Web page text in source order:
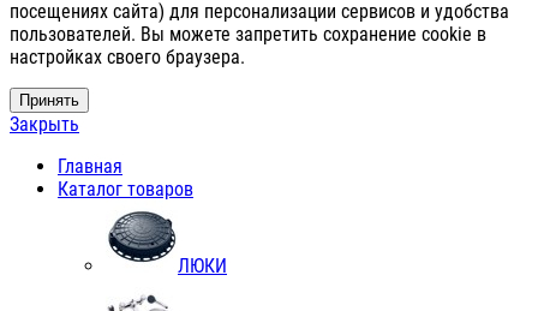
посещениях сайта) для персонализации сервисов и удобства
пользователей. Вы можете запретить сохранение cookie в
настройках своего браузера.
Принять
Закрыть
Главная
Каталог товаров
ЛЮКИ